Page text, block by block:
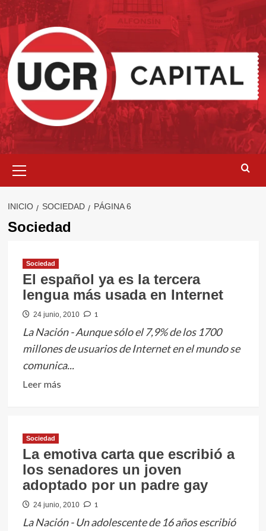
Saltar
al
contenido
primario
INICIO SOCIEDAD PÁGINA 6
Sociedad
Sociedad
El español ya es la tercera
lengua más usada en Internet
24 junio, 2010 1
La Nación - Aunque sólo el 7,9% de los 1700
millones de usuarios de Internet en el mundo se
comunica...
Leer másLeer
ya
es
la
tercera
lengua
Sociedad
La emotiva carta que escribió a
los senadores un joven
adoptado por un padre gay
24 junio, 2010 1
La Nación - Un adolescente de 16 años escribió